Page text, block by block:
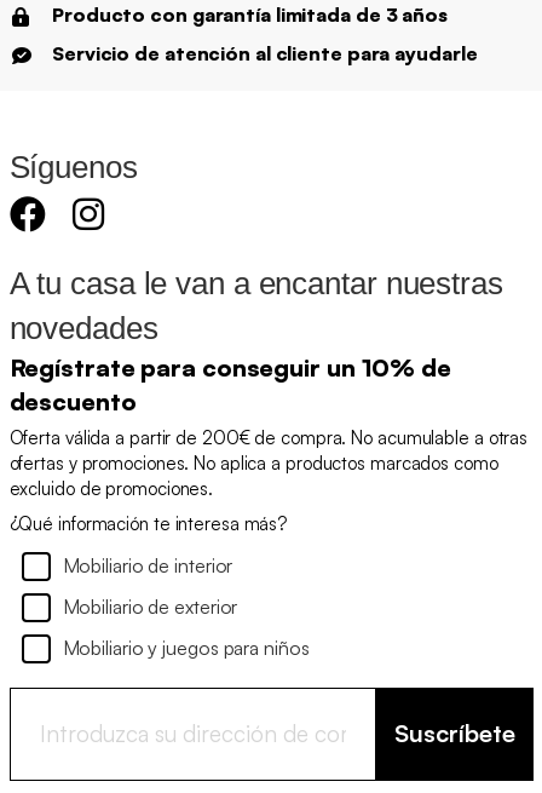
Producto con garantía limitada de 3 años
Servicio de atención al cliente para ayudarle
Síguenos
A tu casa le van a encantar nuestras
novedades
Regístrate para conseguir un 10% de
descuento
Oferta válida a partir de 200€ de compra. No acumulable a otras
ofertas y promociones. No aplica a productos marcados como
excluido de promociones.
¿Qué información te interesa más?
Mobiliario de interior
Mobiliario de exterior
Mobiliario y juegos para niños
Suscríbete